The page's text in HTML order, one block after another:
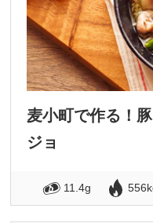
麦小町で作る！
ジョ
11.4g